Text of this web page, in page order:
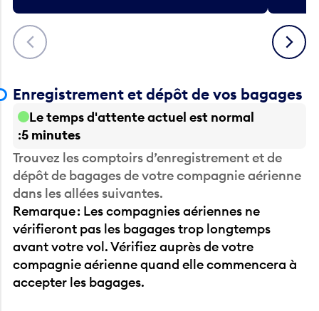
Précédent Suivant
Enregistrement et dépôt de vos bagages
Le temps d'attente actuel est normal
5 minutes
Trouvez les comptoirs d’enregistrement et de
dépôt de bagages de votre compagnie aérienne
dans les allées suivantes.
Remarque : Les compagnies aériennes ne
vérifieront pas les bagages trop longtemps
avant votre vol. Vérifiez auprès de votre
compagnie aérienne quand elle commencera à
accepter les bagages.